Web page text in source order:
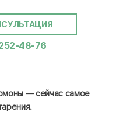
48-76
— сейчас самое